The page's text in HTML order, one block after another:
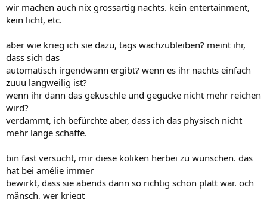
wir machen auch nix grossartig nachts. kein entertainment,
kein licht, etc.
aber wie krieg ich sie dazu, tags wachzubleiben? meint ihr,
dass sich das
automatisch irgendwann ergibt? wenn es ihr nachts einfach
zuuu langweilig ist?
wenn ihr dann das gekuschle und gegucke nicht mehr reichen
wird?
verdammt, ich befürchte aber, dass ich das physisch nicht
mehr lange schaffe.
bin fast versucht, mir diese koliken herbei zu wünschen. das
hat bei amélie immer
bewirkt, dass sie abends dann so richtig schön platt war. och
mänsch, wer kriegt